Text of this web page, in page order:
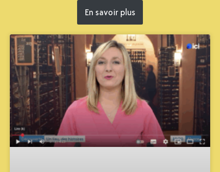
En savoir plus